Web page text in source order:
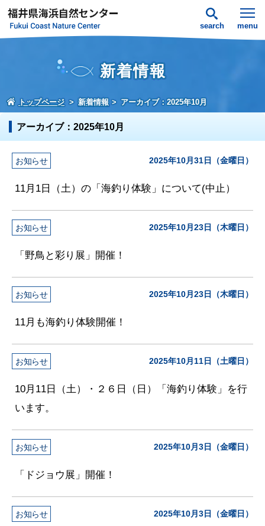
search menu
新着情報
トップページ 新着情報 アーカイブ：2025年10月
アーカイブ：2025年10月
お知らせ 2025年10月31日（金曜日）
11月1日（土）の「海釣り体験」について(中止）
お知らせ 2025年10月23日（木曜日）
「野鳥と彩り展」開催！
お知らせ 2025年10月23日（木曜日）
11月も海釣り体験開催！
お知らせ 2025年10月11日（土曜日）
10月11日（土）・２６日（日）「海釣り体験」を行
います。
お知らせ 2025年10月3日（金曜日）
「ドジョウ展」開催！
お知らせ 2025年10月3日（金曜日）